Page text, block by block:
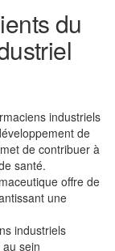
du
industriels
de
de contribuer à
santé.
offre de
une
industriels
sein